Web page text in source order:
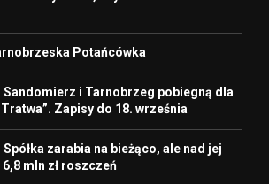
Potańcówka
Sandomierz i Tarnobrzeg pobiegną dla
Zapisy do 18. września
zarabia na bieżąco, ale nad jej
mln zł roszczeń